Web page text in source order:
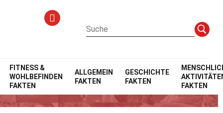
FITNESS &
WOHLBEFINDEN
FAKTEN
ALLGEMEIN
FAKTEN
GESCHICHTE
FAKTEN
FAKTEN